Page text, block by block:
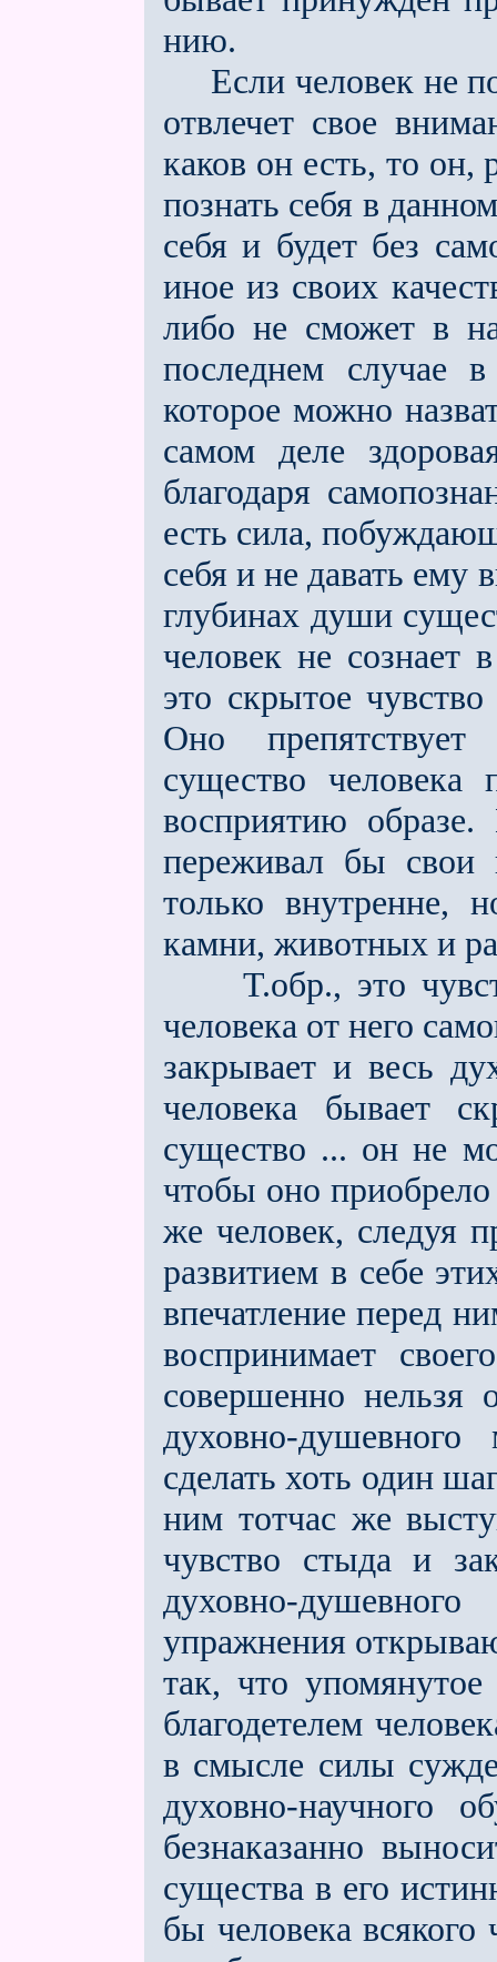
нию.
Если человек не
отвлечет свое
каков он есть, то он,
познать себя в
себя и будет без
иное из своих
либо не сможет в
последнем случае
которое можно
самом деле
благодаря
есть сила,
себя и не давать ему
глубинах души
человек не сознает
это скрытое
Оно
существо человека
восприятию
переживал бы свои
только внутренне,
камни, животных и
Т.обр., это
человека от него
закрывает и весь
чело­века бывает
существо ... он не
чтобы оно
же человек, следуя
развитием в себе
впечатление перед
воспринимает
совершенно нельзя
духовно-
сделать хоть один
ним тотчас же
чувство стыда и
духовно-
упражнения
так, что
благодетелем
в смысле силы
духовно-научного
безнаказанно
сущест­ва в его
бы человека всякого